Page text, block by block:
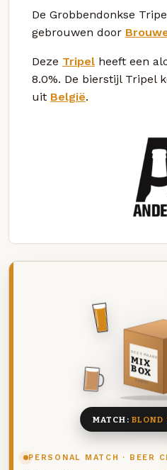
De Grobbendonkse
gebrouwen door
Deze Tripel heeft een
8.0%. De bierstijl Tripel
uit België.
PERSONAL MATCH · BEER
DEZE MAAND
MIX
BOX
8 BIEREN
MATCH: BLOND